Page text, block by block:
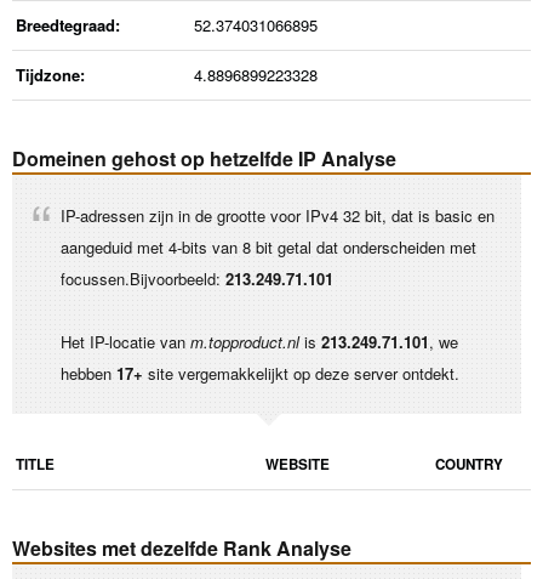
Breedtegraad: 52.374031066895
Tijdzone: 4.8896899223328
Domeinen gehost op hetzelfde IP Analyse
IP-adressen zijn in de grootte voor IPv4 32 bit, dat is basic en
aangeduid met 4-bits van 8 bit getal dat onderscheiden met
focussen.Bijvoorbeeld: 213.249.71.101
Het IP-locatie van m.topproduct.nlis 213.249.71.101, we
hebben 17+ site vergemakkelijkt op deze server ontdekt.
TITLE WEBSITE COUNTRY
Websites met dezelfde Rank Analyse